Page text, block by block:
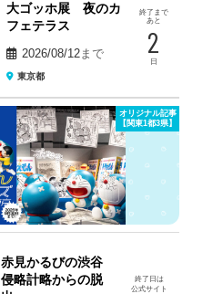
大ゴッホ展 夜のカ
フェテラス
2026/08/12まで
東京都
終了まで
あと
2
日
オリジナル記事
【関東1都3県】
赤見かるびの渋谷
侵略計略からの脱
終了日は
公式サイト